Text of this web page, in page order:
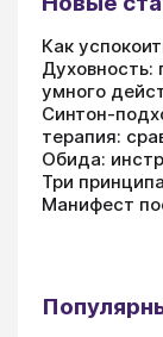
Как
Духовность:
умного
Синтон-
терапия:
Обида:
Три
Манифест